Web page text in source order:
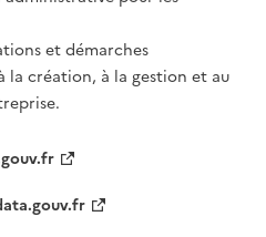
et démarches
la création, à la gestion et au